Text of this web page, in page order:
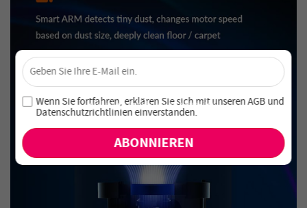
Sichere dir 4 % Rabatt – Jetzt abonnieren!
Melde dich für unseren Newsletter an und verpasse keine
exklusiven Angebote und Neuheiten!
×
Wenn Sie fortfahren, erklären Sie sich mit unserenAGBund
Datenschutzrichtlinien einverstanden.